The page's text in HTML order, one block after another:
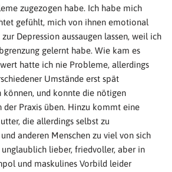
zugezogen habe. Ich habe mich
gefühlt, mich von ihnen emotional
Depression aussaugen lassen, weil ich
gelernt habe. Wie kam es
hatte ich nie Probleme, allerdings
Umstände erst spät
können, und konnte die nötigen
der Praxis üben. Hinzu kommt eine
die allerdings selbst zu
anderen Menschen zu viel von sich
lieber, friedvoller, aber in
und maskulines Vorbild leider